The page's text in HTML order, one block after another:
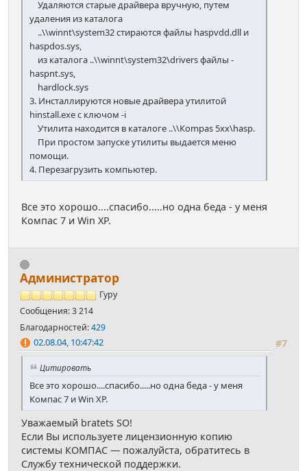
Удаляются старые драйвера вручную, путем
удаления из каталога
..\\winnt\system32 стираются файлы haspvdd.dll и
haspdos.sys,
из каталога ..\\winnt\system32\drivers файлы -
haspnt.sys,
hardlock.sys
3. Инсталлируются новые драйвера утилитой
hinstall.exe с ключом -i
Утилита находится в каталоге ..\\Кompas 5хх\hasp.
При простом запуске утилиты выдается меню
помощи.
4. Перезагрузить компьютер.
Все это хорошо....спасибо.....но одна беда - у меня
Компас 7 и Win XP.
Администратор
Гуру
Сообщения: 3 214
Благодарностей:429
#7
02.08.04, 10:47:42
Цитировать
Все это хорошо....спасибо.....но одна беда - у меня
Компас 7 и Win XP.
Уважаемый bratets SO!
Если Вы используете лицензионную копию
системы КОМПАС — пожалуйста, обратитесь в
Службу технической поддержки.